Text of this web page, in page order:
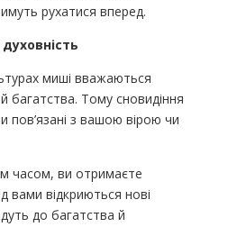
рухатися вперед.
миші вважаються
Тому сновидіння
з вашою вірою чи
часом, ви отримаєте
вами відкриються нові
до багатства й